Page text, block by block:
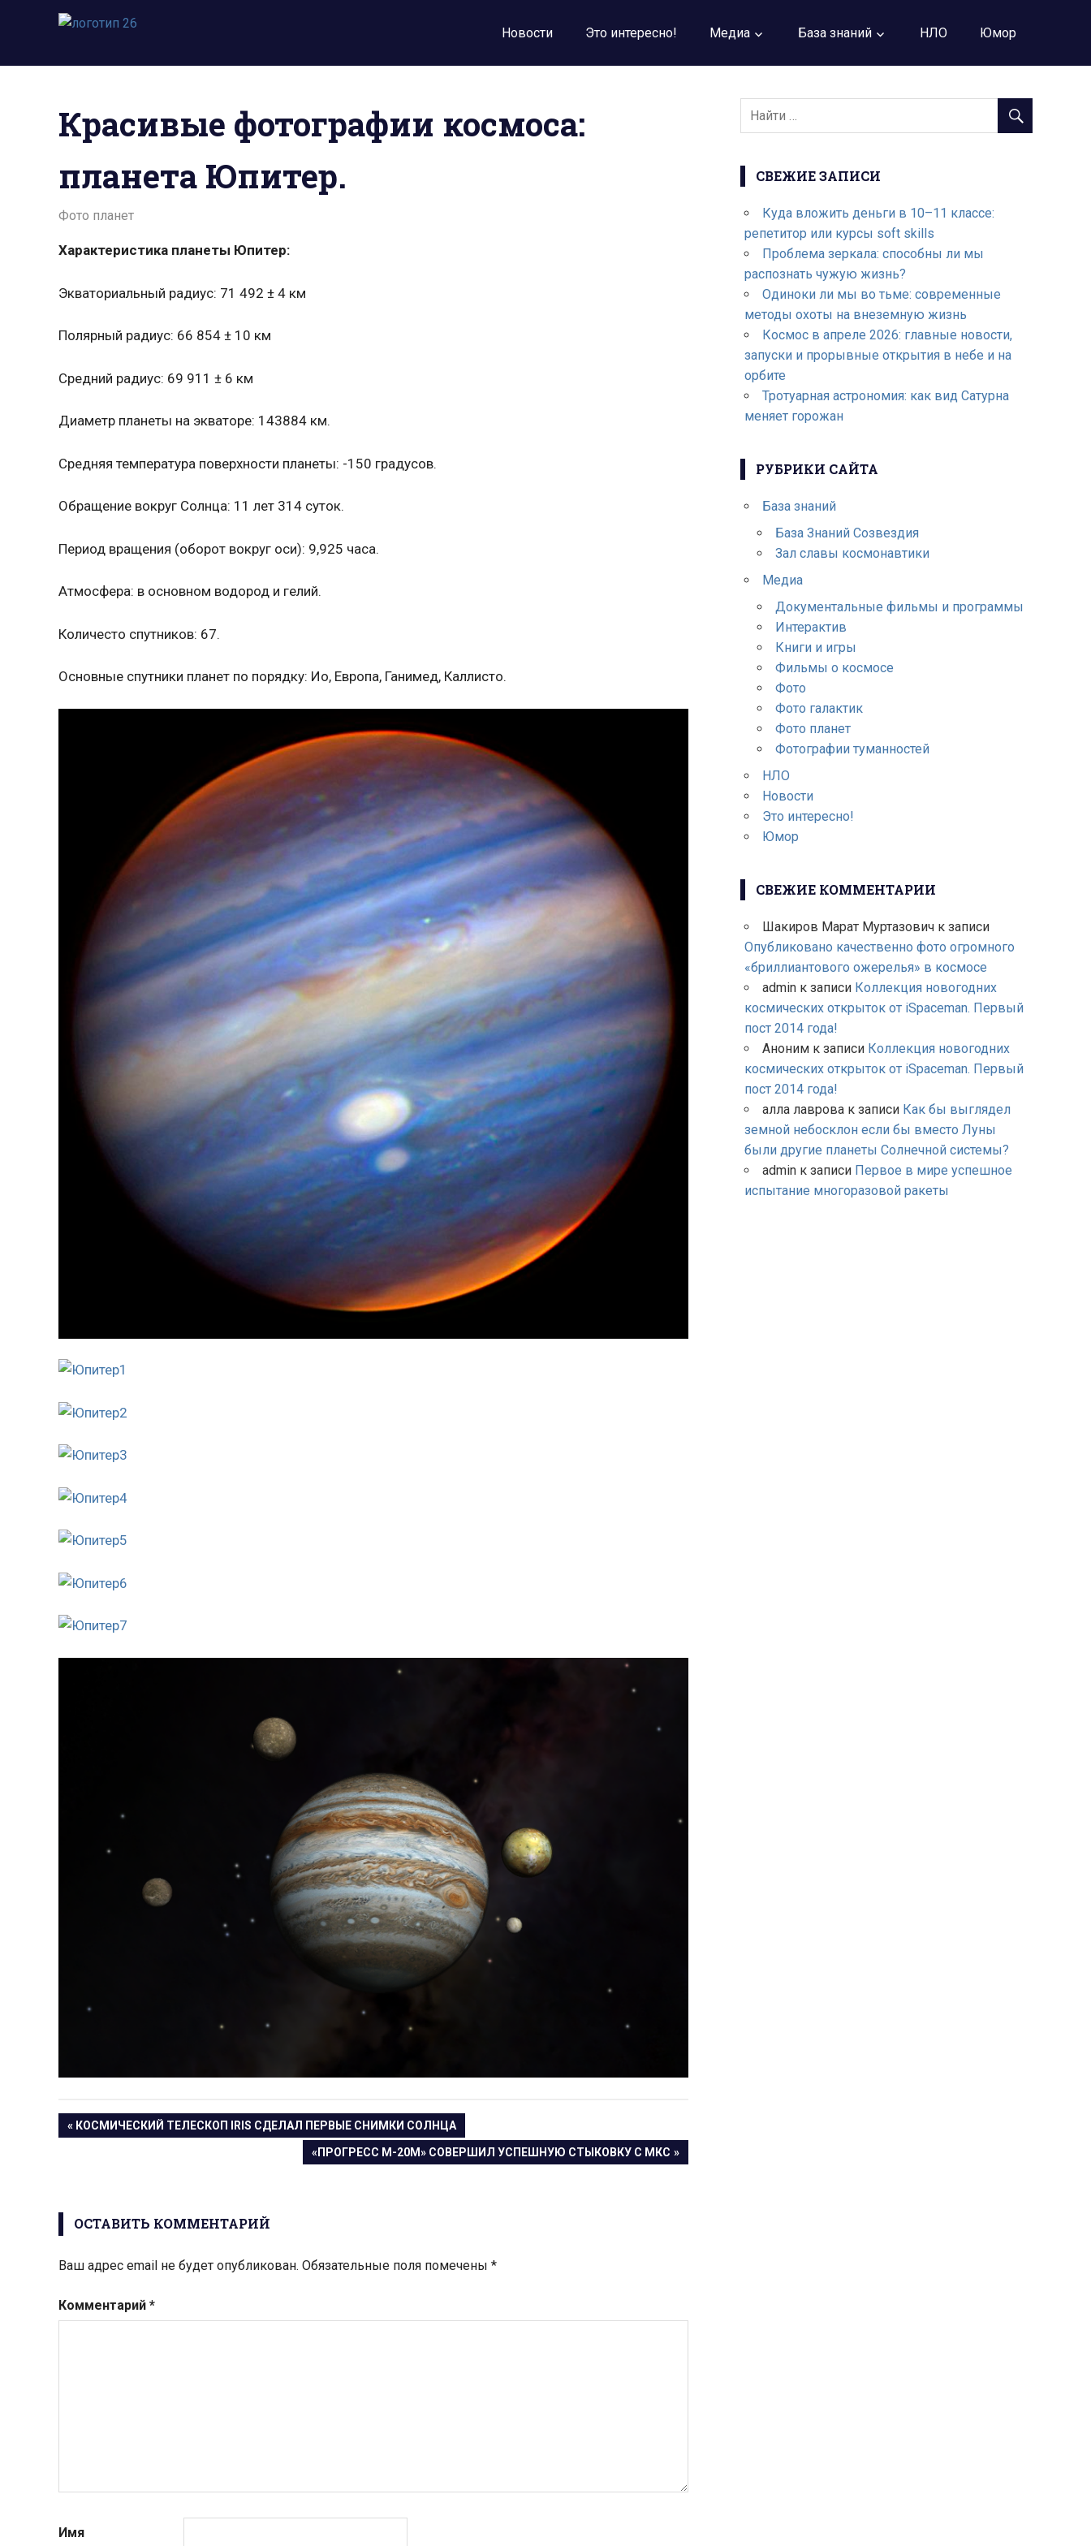
Пропустить
к
фото,
видео,
юмор,
знаний.
Новости Это интересно! Медиа База знаний НЛО Юмор
Красивые фотографии космоса:
планета Юпитер.
27.12.2024
admin
Фото планет
Характеристика планеты Юпитер:
Экваториальный радиус: 71 492 ± 4 км
Полярный радиус: 66 854 ± 10 км
Средний радиус: 69 911 ± 6 км
Диаметр планеты на экваторе: 143884 км.
Средняя температура поверхности планеты: -150 градусов.
Обращение вокруг Солнца: 11 лет 314 суток.
Период вращения (оборот вокруг оси): 9,925 часа.
Атмосфера: в основном водород и гелий.
Количесто спутников: 67.
Основные спутники планет по порядку: Ио, Европа, Ганимед, Каллисто.
Навигация
ПРЕДЫДУЩАЯ
КОСМИЧЕСКИЙ ТЕЛЕСКОП IRIS СДЕЛАЛ ПЕРВЫЕ СНИМКИ СОЛНЦА
СЛЕДУЮЩАЯ
«ПРОГРЕСС М-20М» СОВЕРШИЛ УСПЕШНУЮ СТЫКОВКУ С МКС
ОСТАВИТЬ КОММЕНТАРИЙ
Ваш адрес email не будет опубликован. Обязательные поля помечены *
Комментарий *
Имя
СВЕЖИЕ ЗАПИСИ
Куда вложить деньги в 10–11 классе:
репетитор или курсы soft skills
Проблема зеркала: способны ли мы
распознать чужую жизнь?
Одиноки ли мы во тьме: современные
методы охоты на внеземную жизнь
Космос в апреле 2026: главные новости,
запуски и прорывные открытия в небе и на
орбите
Тротуарная астрономия: как вид Сатурна
меняет горожан
РУБРИКИ САЙТА
База знаний
База Знаний Созвездия
Зал славы космонавтики
Медиа
Документальные фильмы и программы
Интерактив
Книги и игры
Фильмы о космосе
Фото
Фото галактик
Фото планет
Фотографии туманностей
НЛО
Новости
Это интересно!
Юмор
СВЕЖИЕ КОММЕНТАРИИ
Шакиров Марат Муртазовичк записи
Опубликовано качественно фото огромного
«бриллиантового ожерелья» в космосе
adminк записи Коллекция новогодних
космических открыток от iSpaceman. Первый
пост 2014 года!
Анонимк записи Коллекция новогодних
космических открыток от iSpaceman. Первый
пост 2014 года!
алла лавровак записи Как бы выглядел
земной небосклон если бы вместо Луны
были другие планеты Солнечной системы?
adminк записи Первое в мире успешное
испытание многоразовой ракеты